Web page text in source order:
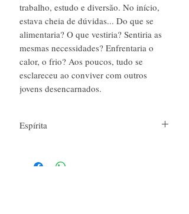
trabalho, estudo e diversão. No início,
estava cheia de dúvidas... Do que se
alimentaria? O que vestiria? Sentiria as
mesmas necessidades? Enfrentaria o
calor, o frio? Aos poucos, tudo se
esclareceu ao conviver com outros
jovens desencarnados.
Espírita